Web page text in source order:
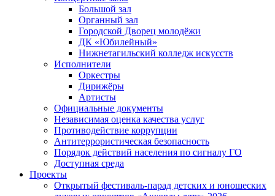
Большой зал
Органный зал
Городской Дворец молодёжи
ДК «Юбилейный»
Нижнетагильский колледж искусств
Исполнители
Оркестры
Дирижёры
Артисты
Официальные документы
Независимая оценка качества услуг
Противодействие коррупции
Антитеррористическая безопасность
Порядок действий населения по сигналу ГО
Доступная среда
Проекты
Открытый фестиваль-парад детских и юношеских